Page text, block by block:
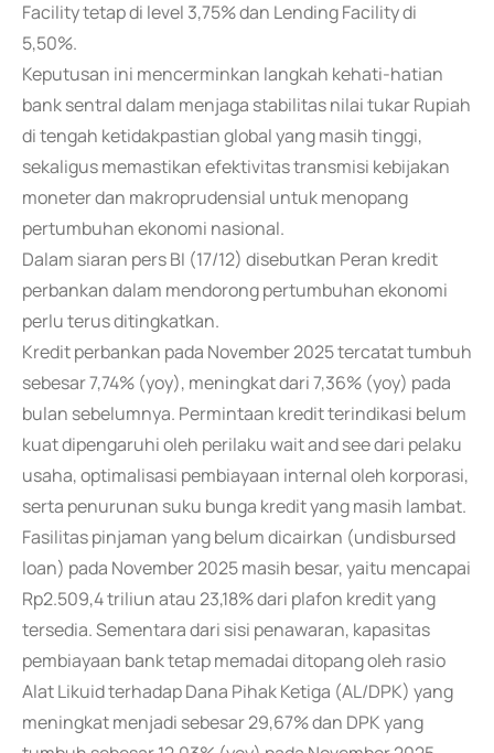
Facility tetap di level 3,75% dan Lending Facility di
5,50%.
Keputusan ini mencerminkan langkah kehati-hatian
bank sentral dalam menjaga stabilitas nilai tukar Rupiah
di tengah ketidakpastian global yang masih tinggi,
sekaligus memastikan efektivitas transmisi kebijakan
moneter dan makroprudensial untuk menopang
pertumbuhan ekonomi nasional.
Dalam siaran pers BI (17/12) disebutkan Peran kredit
perbankan dalam mendorong pertumbuhan ekonomi
perlu terus ditingkatkan.
Kredit perbankan pada November 2025 tercatat tumbuh
sebesar 7,74% (yoy), meningkat dari 7,36% (yoy) pada
bulan sebelumnya. Permintaan kredit terindikasi belum
kuat dipengaruhi oleh perilaku wait and see dari pelaku
usaha, optimalisasi pembiayaan internal oleh korporasi,
serta penurunan suku bunga kredit yang masih lambat.
Fasilitas pinjaman yang belum dicairkan (undisbursed
loan) pada November 2025 masih besar, yaitu mencapai
Rp2.509,4 triliun atau 23,18% dari plafon kredit yang
tersedia. Sementara dari sisi penawaran, kapasitas
pembiayaan bank tetap memadai ditopang oleh rasio
Alat Likuid terhadap Dana Pihak Ketiga (AL/DPK) yang
meningkat menjadi sebesar 29,67% dan DPK yang